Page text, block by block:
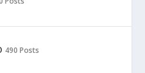
490 Posts